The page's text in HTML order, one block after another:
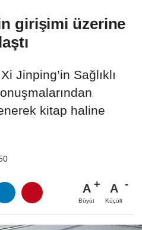
girişimi üzerine
Jinping’in Sağlıklı
kitap haline
A
Büyüt
A
Küçült